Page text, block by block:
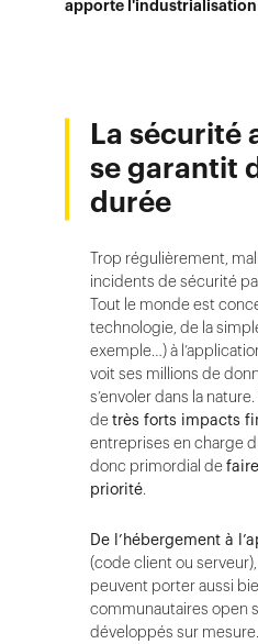
apporte
La sécurité
se garantit
durée
Trop régulièrement,
incidents de sécurité
Tout le monde est
technologie, de la
exemple…) à
voit ses millions de
s’envoler dans la
detrès forts impacts
entreprises en charge
donc primordial de
priorité.
De l’hébergement à
(code client ou
peuvent porter aussi
communautaires open
développés sur mesure.